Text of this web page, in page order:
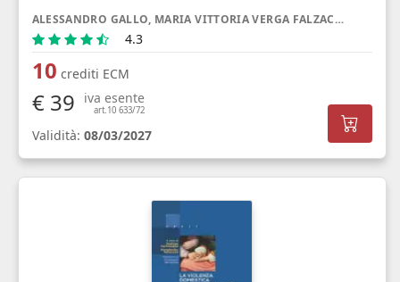
ALESSANDRO GALLO, MARIA VITTORIA VERGA FALZACAPPA, GIULIA RANCATI
4.3
10 crediti ECM
€ 39 iva esente
art.10 633/72
Validità: 08/03/2027